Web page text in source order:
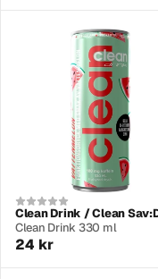
Clean Drink / Clean
Clean Drink 330 ml
24 kr